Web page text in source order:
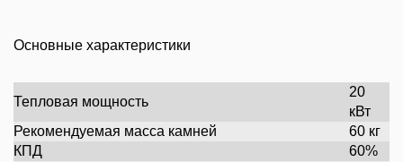
Основные характеристики
Тепловая мощность
20
кВт
Рекомендуемая масса камней
60 кг
КПД
60%